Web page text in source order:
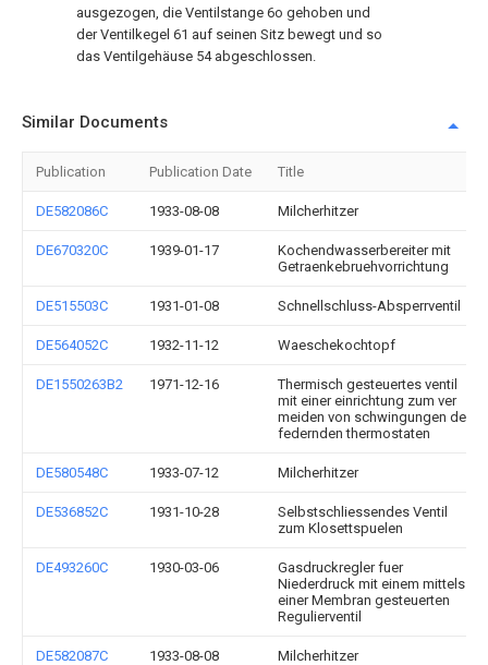
ausgezogen, die Ventilstange 6o gehoben und
der Ventilkegel 61 auf seinen Sitz bewegt und so
das Ventilgehäuse 54 abgeschlossen.
Similar Documents
Publication Publication Date Title
DE582086C 1933-08-08 Milcherhitzer
DE670320C 1939-01-17
Kochendwasserbereiter mit
Getraenkebruehvorrichtung
DE515503C 1931-01-08 Schnellschluss-Absperrventil
DE564052C 1932-11-12 Waeschekochtopf
DE1550263B2 1971-12-16
Thermisch gesteuertes ventil
mit einer einrichtung zum ver
meiden von schwingungen des
federnden thermostaten
DE580548C 1933-07-12 Milcherhitzer
DE536852C 1931-10-28
Selbstschliessendes Ventil
zum Klosettspuelen
DE493260C 1930-03-06
Gasdruckregler fuer
Niederdruck mit einem mittels
einer Membran gesteuerten
Regulierventil
DE582087C 1933-08-08 Milcherhitzer